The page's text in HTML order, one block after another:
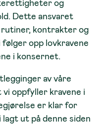
og
Dette ansvaret
kontrakter og
opp lovkravene
i konsernet.
av våre
oppfyller kravene i
er klar for
ut på denne siden